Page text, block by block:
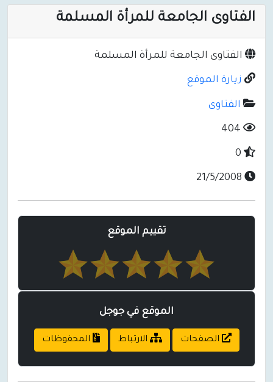
الفتاوى الجامعة للمرأة المسلمة
الفتاوى الجامعة للمرأة المسلمة
زيارة الموقع
الفتاوى
تقييم الموقع
الموقع في جوجل
الصفحات الارتباط المحفوظات